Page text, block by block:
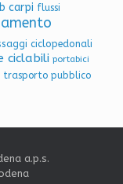
carpi flussi
ciclopedonali
ciclabili portabici
trasporto pubblico
a.p.s.